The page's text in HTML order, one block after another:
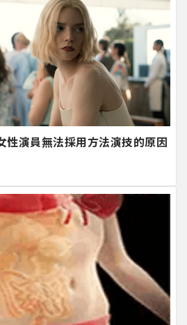
性演員無法採用方法演技的原因